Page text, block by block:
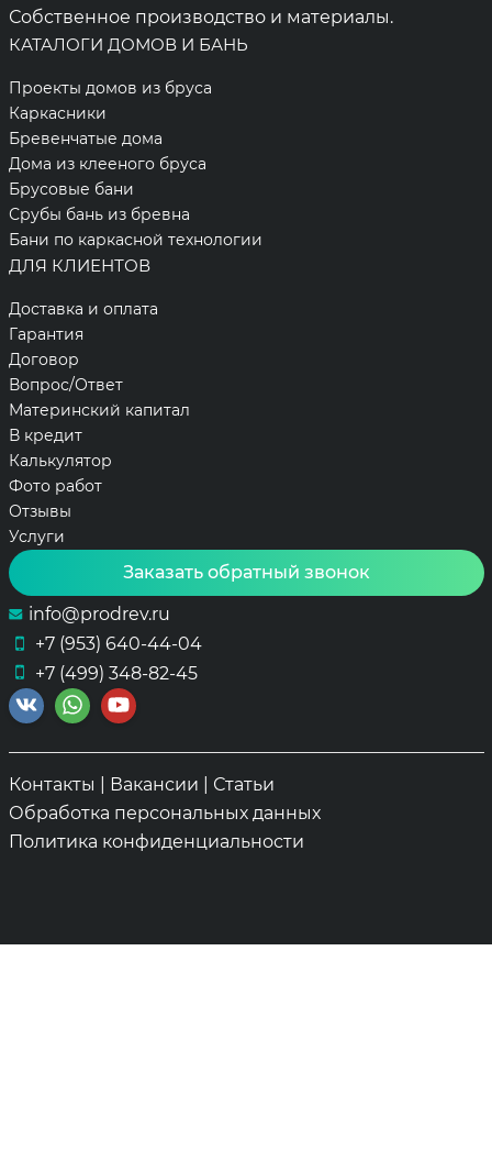
Собственное производство и материалы.
КАТАЛОГИ ДОМОВ И БАНЬ
Проекты домов из бруса
Каркасники
Бревенчатые дома
Дома из клееного бруса
Брусовые бани
Срубы бань из бревна
Бани по каркасной технологии
ДЛЯ КЛИЕНТОВ
Доставка и оплата
Гарантия
Договор
Вопрос/Ответ
Материнский капитал
В кредит
Калькулятор
Фото работ
Отзывы
Услуги
Заказать обратный звонок
info@prodrev.ru
+7 (953) 640-44-04
+7 (499) 348-82-45
Контакты Вакансии
Статьи
Обработка персональных данных
Политика конфиденциальности